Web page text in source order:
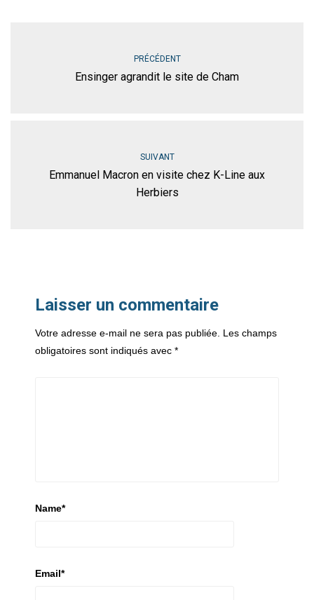
PRÉCÉDENT
Ensinger agrandit le site de Cham
SUIVANT
Emmanuel Macron en visite chez K-Line aux
Herbiers
Laisser un commentaire
Votre adresse e-mail ne sera pas publiée. Les champs
obligatoires sont indiqués avec *
Name*
Email*